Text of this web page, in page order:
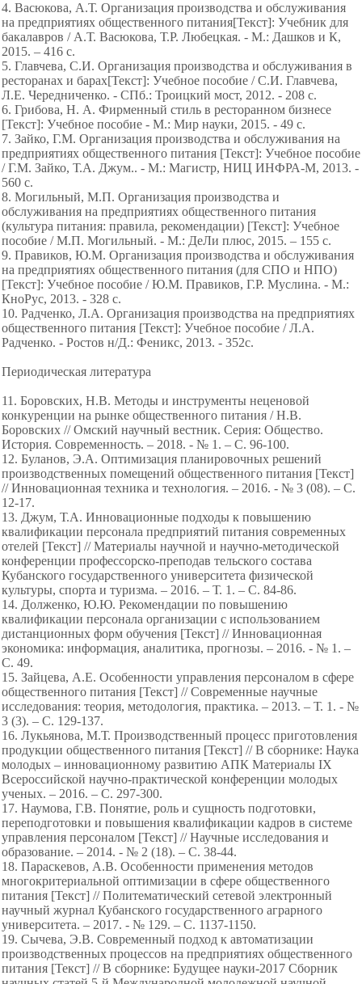
4. Васюкова, А.Т. Организация производства и обслуживания
на предприятиях общественного питания[Текст]: Учебник для
бакалавров / А.Т. Васюкова, Т.Р. Любецкая. - М.: Дашков и К,
2015. – 416 c.
5. Главчева, С.И. Организация производства и обслуживания в
ресторанах и барах[Текст]: Учебное пособие / С.И. Главчева,
Л.Е. Чередниченко. - СПб.: Троицкий мост, 2012. - 208 c.
6. Грибова, Н. А. Фирменный стиль в ресторанном бизнесе
[Текст]: Учебное пособие - М.: Мир науки, 2015. - 49 с.
7. Зайко, Г.М. Организация производства и обслуживания на
предприятиях общественного питания [Текст]: Учебное пособие
/ Г.М. Зайко, Т.А. Джум.. - М.: Магистр, НИЦ ИНФРА-М, 2013. -
560 c.
8. Могильный, М.П. Организация производства и
обслуживания на предприятиях общественного питания
(культура питания: правила, рекомендации) [Текст]: Учебное
пособие / М.П. Могильный. - М.: ДеЛи плюс, 2015. – 155 c.
9. Правиков, Ю.М. Организация производства и обслуживания
на предприятиях общественного питания (для СПО и НПО)
[Текст]: Учебное пособие / Ю.М. Правиков, Г.Р. Муслина. - М.:
КноРус, 2013. - 328 c.
10. Радченко, Л.А. Организация производства на предприятиях
общественного питания [Текст]: Учебное пособие / Л.А.
Радченко. - Ростов н/Д.: Феникс, 2013. - 352с.
Периодическая литература
11. Боровских, Н.В. Методы и инструменты неценовой
конкуренции на рынке общественного питания / Н.В.
Боровских // Омский научный вестник. Серия: Общество.
История. Современность. – 2018. - № 1. – С. 96-100.
12. Буланов, Э.А. Оптимизация планировочных решений
производственных помещений общественного питания [Текст]
// Инновационная техника и технология. – 2016. - № 3 (08). – С.
12-17.
13. Джум, Т.А. Инновационные подходы к повышению
квалификации персонала предприятий питания современных
отелей [Текст] // Материалы научной и научно-методической
конференции профессорско-преподав тельского состава
Кубанского государственного университета физической
культуры, спорта и туризма. – 2016. – Т. 1. – С. 84-86.
14. Долженко, Ю.Ю. Рекомендации по повышению
квалификации персонала организации с использованием
дистанционных форм обучения [Текст] // Инновационная
экономика: информация, аналитика, прогнозы. – 2016. - № 1. –
С. 49.
15. Зайцева, А.Е. Особенности управления персоналом в сфере
общественного питания [Текст] // Современные научные
исследования: теория, методология, практика. – 2013. – Т. 1. - №
3 (3). – С. 129-137.
16. Лукьянова, М.Т. Производственный процесс приготовления
продукции общественного питания [Текст] // В сборнике: Наука
молодых – инновационному развитию АПК Материалы IX
Всероссийской научно-практической конференции молодых
ученых. – 2016. – С. 297-300.
17. Наумова, Г.В. Понятие, роль и сущность подготовки,
переподготовки и повышения квалификации кадров в системе
управления персоналом [Текст] // Научные исследования и
образование. – 2014. - № 2 (18). – С. 38-44.
18. Параскевов, А.В. Особенности применения методов
многокритериальной оптимизации в сфере общественного
питания [Текст] // Политематический сетевой электронный
научный журнал Кубанского государственного аграрного
университета. – 2017. - № 129. – С. 1137-1150.
19. Сычева, Э.В. Современный подход к автоматизации
производственных процессов на предприятиях общественного
питания [Текст] // В сборнике: Будущее науки-2017 Сборник